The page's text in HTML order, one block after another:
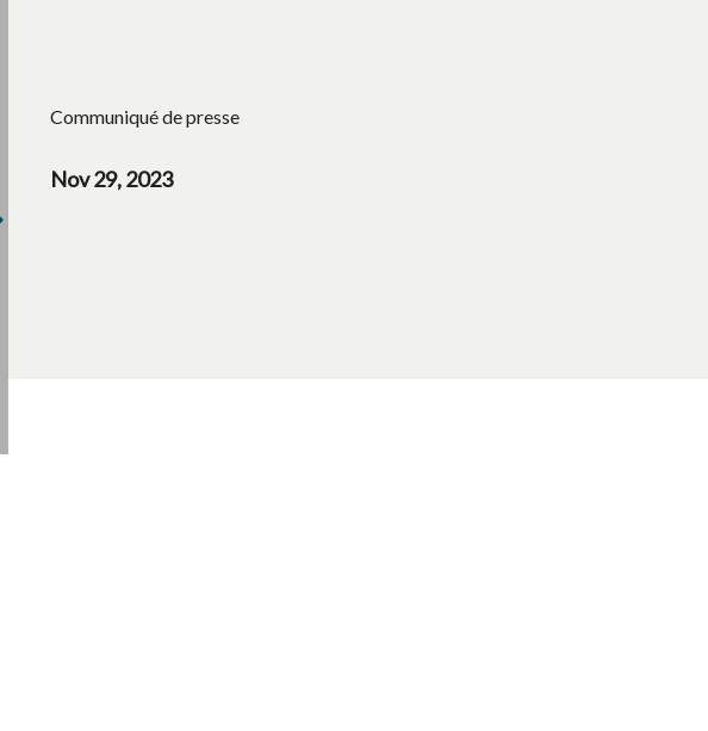
Communiqué de presse
Nov 29, 2023